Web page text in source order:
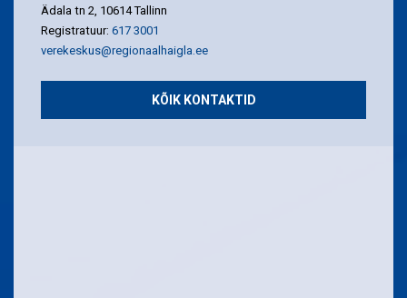
Ädala tn 2, 10614 Tallinn
Registratuur: 617 3001
verekeskus@regionaalhaigla.ee
KÕIK KONTAKTID